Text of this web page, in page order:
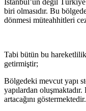
biri olmasıdır. Bu
dönmesi müteahhitleri
Tabi bütün bu
getirmiştir;
Bölgedeki mevcut yapı
yapılardan
artacağını göstermektedir.